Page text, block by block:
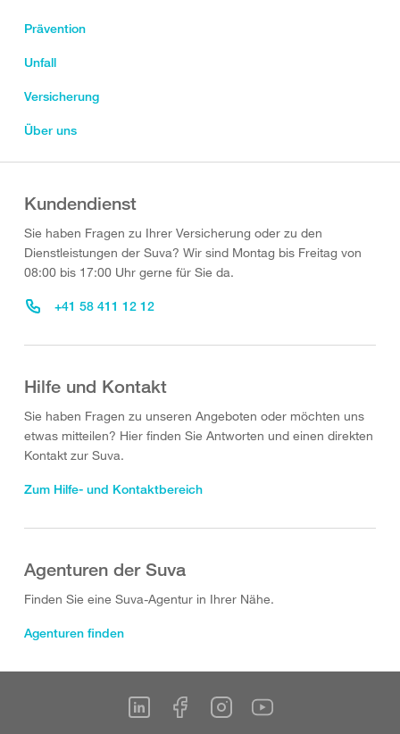
Prävention
Unfall
Versicherung
Über uns
Kundendienst
Sie haben Fragen zu Ihrer Versicherung oder zu den
Dienstleistungen der Suva? Wir sind Montag bis Freitag von
08:00 bis 17:00 Uhr gerne für Sie da.
+41 58 411 12 12
Hilfe und Kontakt
Sie haben Fragen zu unseren Angeboten oder möchten uns
etwas mitteilen? Hier finden Sie Antworten und einen direkten
Kontakt zur Suva.
Zum Hilfe- und Kontaktbereich
Agenturen der Suva
Finden Sie eine Suva-Agentur in Ihrer Nähe.
Agenturen finden